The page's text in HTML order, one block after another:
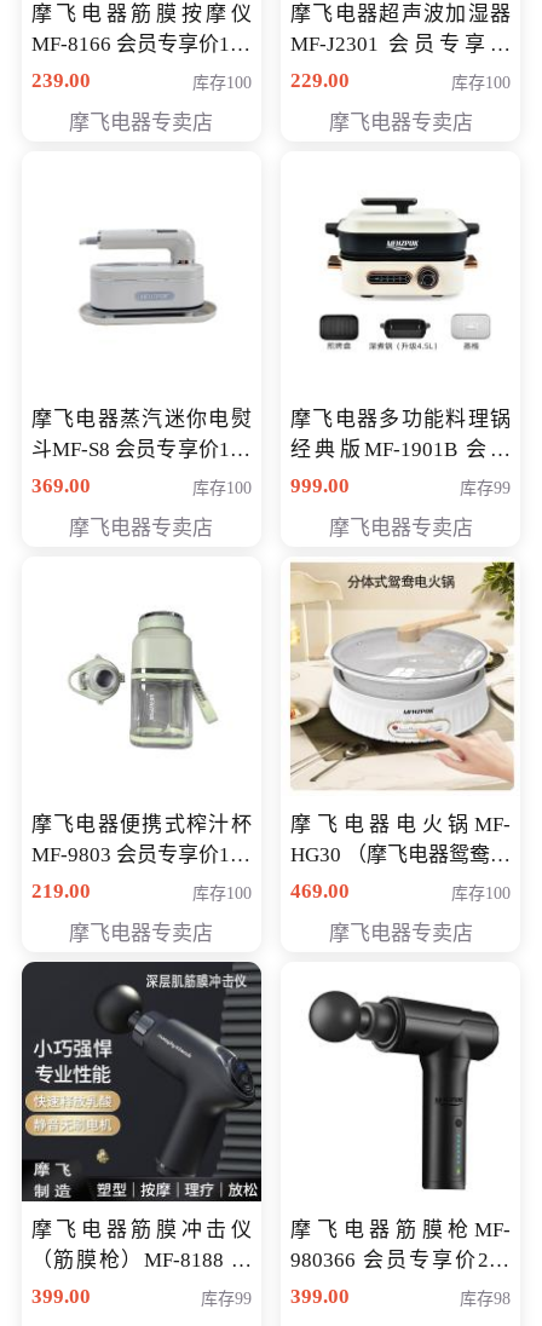
摩飞电器筋膜按摩仪
MF-8166 会员专享价168
元
239.00 库存100
摩飞电器专卖店
摩飞电器超声波加湿器
MF-J2301 会员专享价
168元
229.00 库存100
摩飞电器专卖店
摩飞电器蒸汽迷你电熨
斗MF-S8 会员专享价168
元
369.00 库存100
摩飞电器专卖店
摩飞电器多功能料理锅
经典版MF-1901B 会员
专享价399元
999.00 库存99
摩飞电器专卖店
摩飞电器便携式榨汁杯
MF-9803 会员专享价138
元
219.00 库存100
摩飞电器专卖店
摩飞电器电火锅MF-
HG30 （摩飞电器鸳鸯锅
MF-HG30 ） 会员专享价
469.00 库存100
摩飞电器专卖店
摩飞电器筋膜冲击仪
（筋膜枪）MF-8188 会
员专享价268元
399.00 库存99
摩飞电器筋膜枪MF-
980366 会员专享价299
元
399.00 库存98